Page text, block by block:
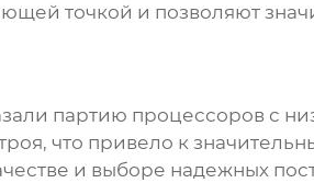
точкой и позволяют
партию процессоров с
что привело к
и выборе надежных